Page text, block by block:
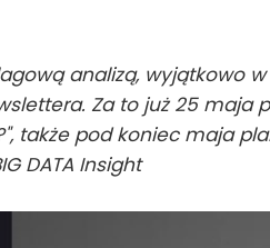
analizą, wyjątkowo w
Za to już 25 maja
także pod koniec maja
DATA Insight